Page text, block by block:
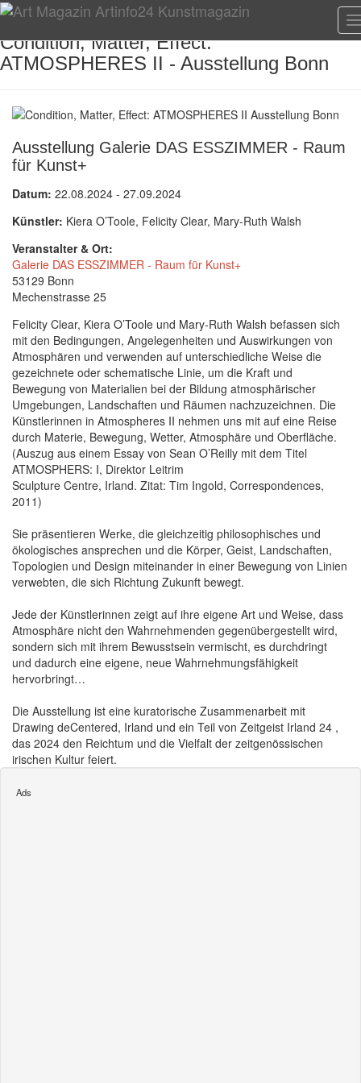
Condition, Matter, Effect:
ATMOSPHERES II - Ausstellung Bonn
Ausstellung Galerie DAS ESSZIMMER - Raum
für Kunst+
Datum: 22.08.2024 - 27.09.2024
Künstler: Kiera O’Toole, Felicity Clear, Mary-Ruth Walsh
Veranstalter & Ort:
Galerie DAS ESSZIMMER - Raum für Kunst+
53129 Bonn
Mechenstrasse 25
Felicity Clear, Kiera O’Toole und Mary-Ruth Walsh befassen sich
mit den Bedingungen, Angelegenheiten und Auswirkungen von
Atmosphären und verwenden auf unterschiedliche Weise die
gezeichnete oder schematische Linie, um die Kraft und
Bewegung von Materialien bei der Bildung atmosphärischer
Umgebungen, Landschaften und Räumen nachzuzeichnen. Die
Künstlerinnen in Atmospheres II nehmen uns mit auf eine Reise
durch Materie, Bewegung, Wetter, Atmosphäre und Oberfläche.
(Auszug aus einem Essay von Sean O’Reilly mit dem Titel
ATMOSPHERS: I, Direktor Leitrim
Sculpture Centre, Irland. Zitat: Tim Ingold, Correspondences,
2011)
Sie präsentieren Werke, die gleichzeitig philosophisches und
ökologisches ansprechen und die Körper, Geist, Landschaften,
Topologien und Design miteinander in einer Bewegung von Linien
verwebten, die sich Richtung Zukunft bewegt.
Jede der Künstlerinnen zeigt auf ihre eigene Art und Weise, dass
Atmosphäre nicht den Wahrnehmenden gegenübergestellt wird,
sondern sich mit ihrem Bewusstsein vermischt, es durchdringt
und dadurch eine eigene, neue Wahrnehmungsfähigkeit
hervorbringt…
Die Ausstellung ist eine kuratorische Zusammenarbeit mit
Drawing deCentered, Irland und ein Teil von Zeitgeist Irland 24 ,
das 2024 den Reichtum und die Vielfalt der zeitgenössischen
irischen Kultur feiert.
Ads